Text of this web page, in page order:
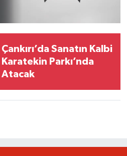
Çankırı’da Sanatın Kalbi
Karatekin Parkı’nda
Atacak